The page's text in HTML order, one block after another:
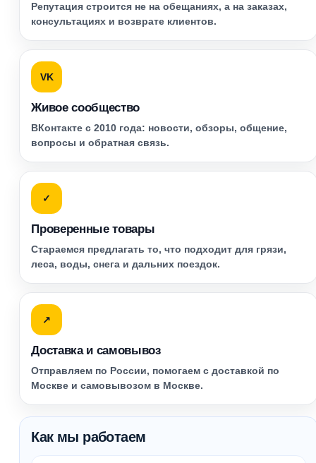
Репутация строится не на обещаниях, а на заказах,
консультациях и возврате клиентов.
VK
Живое сообщество
ВКонтакте с 2010 года: новости, обзоры, общение,
вопросы и обратная связь.
✓
Проверенные товары
Стараемся предлагать то, что подходит для грязи,
леса, воды, снега и дальних поездок.
↗
Доставка и самовывоз
Отправляем по России, помогаем с доставкой по
Москве и самовывозом в Москве.
Как мы работаем